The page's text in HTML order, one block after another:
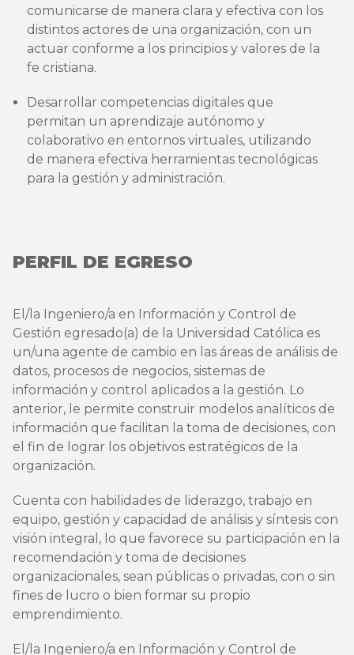
comunicarse de manera clara y efectiva con los
distintos actores de una organización, con un
actuar conforme a los principios y valores de la
fe cristiana.
Desarrollar competencias digitales que
permitan un aprendizaje autónomo y
colaborativo en entornos virtuales, utilizando
de manera efectiva herramientas tecnológicas
para la gestión y administración.
PERFIL DE EGRESO
El/la Ingeniero/a en Información y Control de
Gestión egresado(a) de la Universidad Católica es
un/una agente de cambio en las áreas de análisis de
datos, procesos de negocios, sistemas de
información y control aplicados a la gestión. Lo
anterior, le permite construir modelos analíticos de
información que facilitan la toma de decisiones, con
el fin de lograr los objetivos estratégicos de la
organización.
Cuenta con habilidades de liderazgo, trabajo en
equipo, gestión y capacidad de análisis y síntesis con
visión integral, lo que favorece su participación en la
recomendación y toma de decisiones
organizacionales, sean públicas o privadas, con o sin
fines de lucro o bien formar su propio
emprendimiento.
El/la Ingeniero/a en Información y Control de